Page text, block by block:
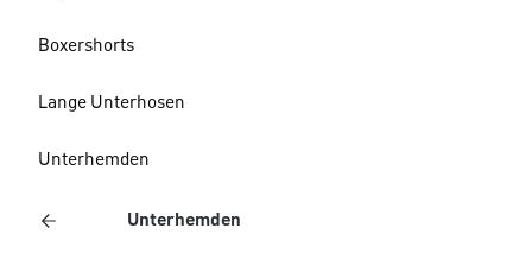
Boxershorts
Lange Unterhosen
Unterhemden
Unterhemden